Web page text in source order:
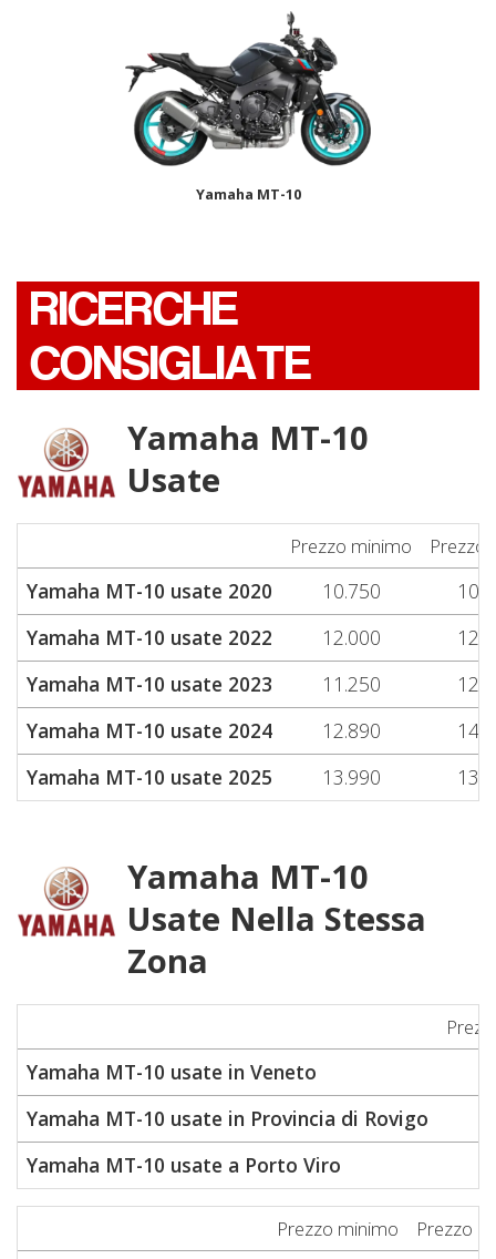
Yamaha MT-10
RICERCHE
CONSIGLIATE
Yamaha MT-10
Usate
Prezzo minimo Prezzo
Yamaha MT-10 usate 2020 10.750
Yamaha MT-10 usate 2022
12.000
Yamaha MT-10 usate 2023
11.250
Yamaha MT-10 usate 2024
12.890
Yamaha MT-10 usate 2025
13.990
Yamaha MT-10
Usate Nella Stessa
Zona
Yamaha MT-10 usate in Veneto
Yamaha MT-10 usate in Provincia di Rovigo
Yamaha MT-10 usate a Porto Viro
Prezzo minimo Prezzo